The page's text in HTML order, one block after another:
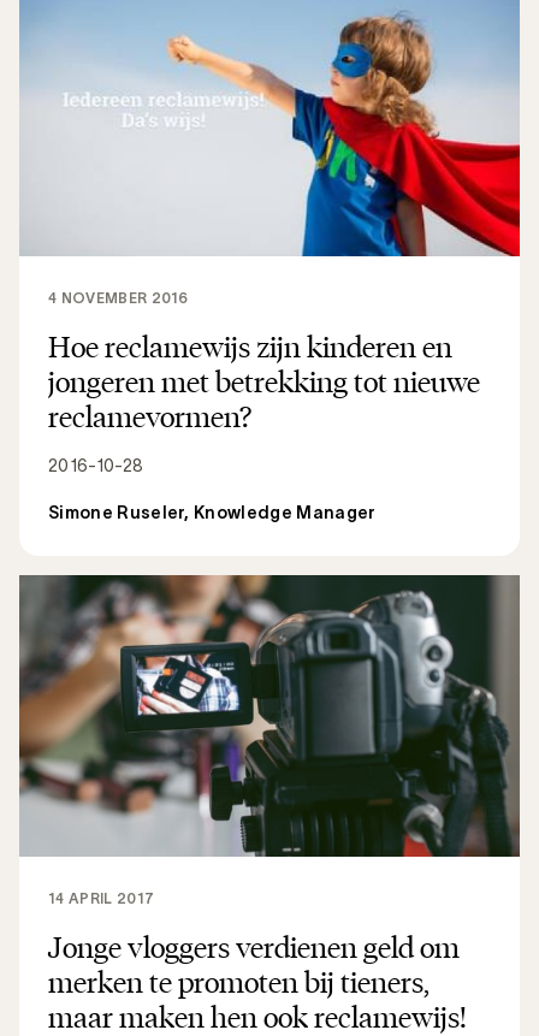
Hoe reclamewijs zijn kinderen en
jongeren met betrekking tot nieuwe
reclamevormen?
2016-10-28
4 NOVEMBER 2016
Simone Ruseler, Knowledge Manager
Jonge vloggers verdienen geld om
merken te promoten bij tieners,
maar maken hen ook reclamewijs!
14 APRIL 2017